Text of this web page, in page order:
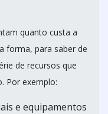
quanto custa a
forma, para saber de
de recursos que
Por exemplo:
e equipamentos